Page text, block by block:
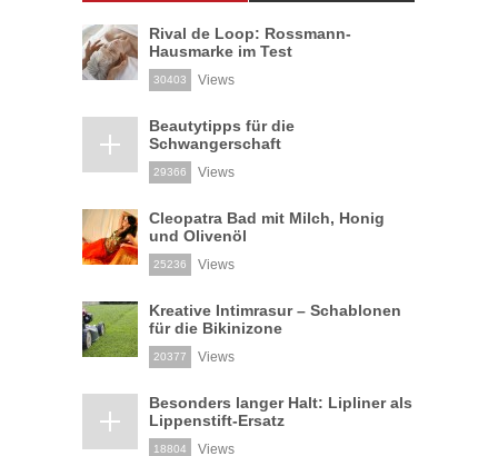
Rival de Loop: Rossmann-
Hausmarke im Test
30403 Views
Beautytipps für die
Schwangerschaft
29366 Views
Cleopatra Bad mit Milch, Honig
und Olivenöl
25236 Views
Kreative Intimrasur – Schablonen
für die Bikinizone
20377 Views
Besonders langer Halt: Lipliner als
Lippenstift-Ersatz
18804 Views